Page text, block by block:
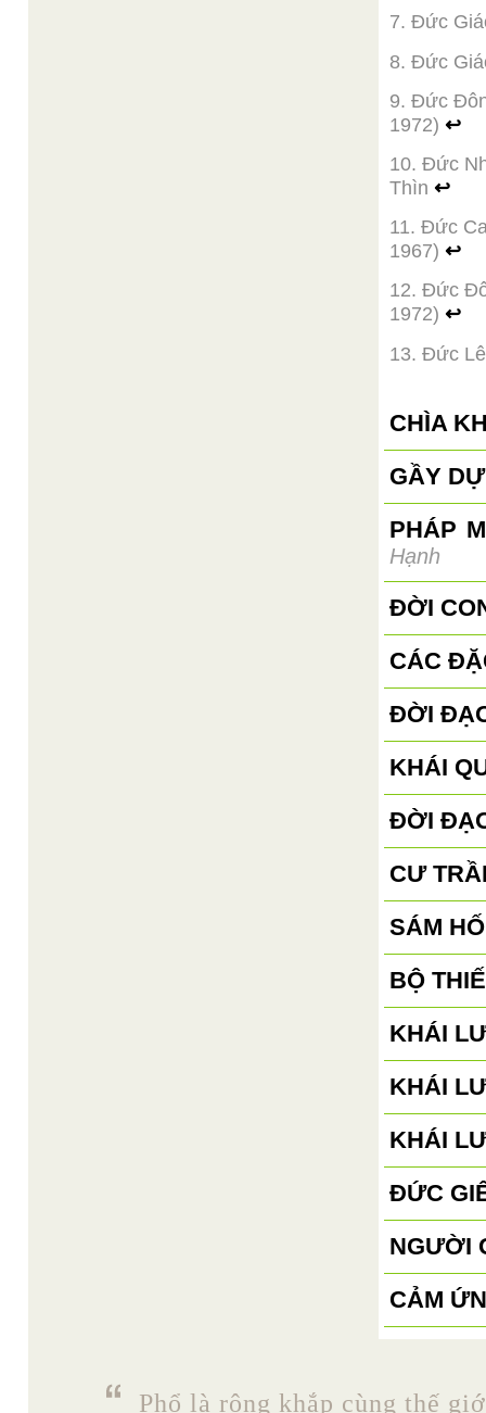
7. Đức
8. Đức
9. Đức
1972) ↩
10. Đức
Thìn ↩
11. Đức
1967) ↩
12. Đức
1972) ↩
13. Đức
CHÌA
GẦY
PHÁP
Hạnh
ĐỜI
CÁC
ĐỜI
KHÁI
ĐỜI
CƯ
SÁM
BỘ
KHÁI
KHÁI
KHÁI
ĐỨC
NGƯỜI
CẢM
Phổ là rộng khắp cùng thế